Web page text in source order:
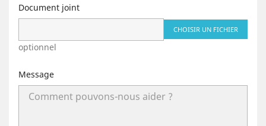
Document joint
CHOISIR UN FICHIER
optionnel
Message